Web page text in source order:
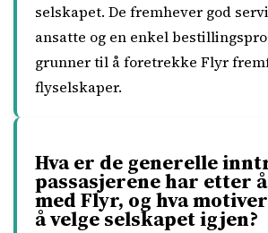
selskapet. De fremhever god
ansatte og en enkel
grunner til å foretrekke Flyr
flyselskaper.
Hva er de generelle
passasjerene har etter
med Flyr, og hva
å velge selskapet igjen?